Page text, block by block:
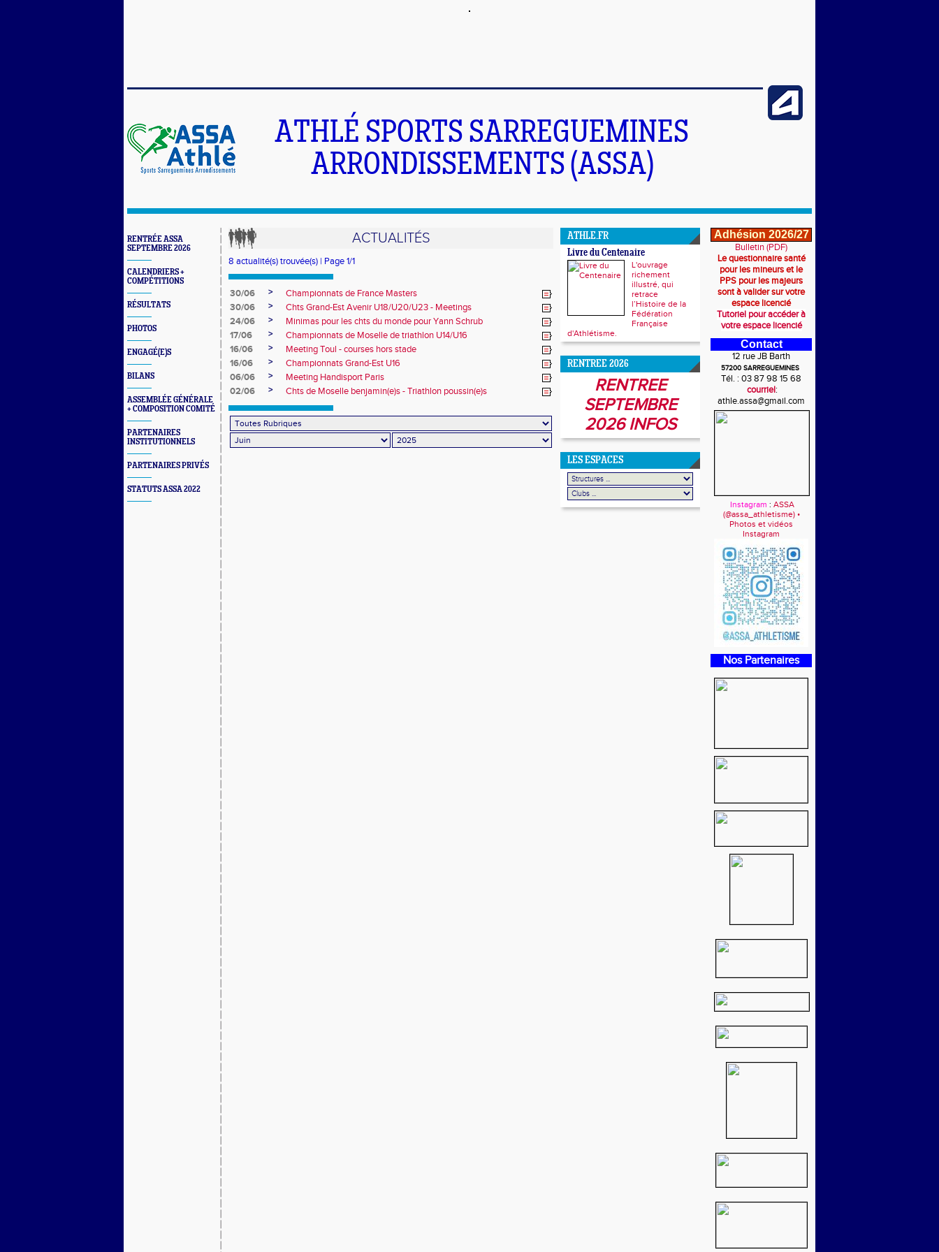
ATHLÉ SPORTS SARREGUEMINES
ARRONDISSEMENTS (ASSA)
RENTRÉE ASSA
SEPTEMBRE 2026
CALENDRIERS +
COMPÉTITIONS
RÉSULTATS
PHOTOS
ENGAGÉ(E)S
BILANS
ASSEMBLÉE GÉNÉRALE
+ COMPOSITION COMITÉ
PARTENAIRES
INSTITUTIONNELS
PARTENAIRES PRIVÉS
STATUTS ASSA 2022
ACTUALITÉS
8 actualité(s) trouvée(s) | Page 1/1
30/06 >
Championnats de France Masters
30/06
>
Chts Grand-Est Avenir U18/U20/U23 - Meetings
24/06
>
Minimas pour les chts du monde pour Yann Schrub
17/06
>
Championnats de Moselle de triathlon U14/U16
16/06
>
Meeting Toul - courses hors stade
16/06
>
Championnats Grand-Est U16
06/06
>
Meeting Handisport Paris
02/06
> Chts de Moselle benjamin(e)s - Triathlon poussin(e)s
ATHLE.FR
Livre du Centenaire
L'ouvrage
richement
illustré, qui
retrace
l’Histoire de la
Fédération
Française
d'Athlétisme.
RENTREE 2026
RENTREE
SEPTEMBRE
2026 INFOS
LES ESPACES
Adhésion 2026/27
Bulletin (PDF)
Le questionnaire santé
pour les mineurs et le
PPS pour les majeurs
sont à valider sur votre
espace licencié
Tutoriel pour accéder à
votre espace licencié
Contact
12 rue JB Barth
57200 SARREGUEMINES
Tél. : 03 87 98 15 68
courriel:
athle.assa@gmail.com
Instagram : ASSA
(@assa_athletisme) •
Photos et vidéos
Instagram
Nos Partenaires